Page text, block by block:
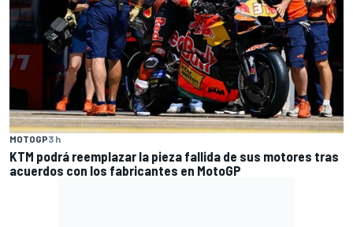
MOTOGP3 h
KTM podrá reemplazar la pieza fallida de sus motores tras
acuerdos con los fabricantes en MotoGP